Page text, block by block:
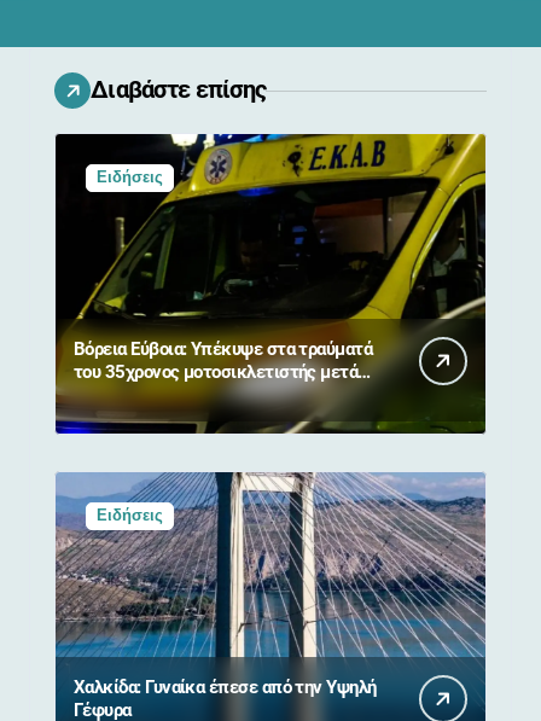
Διαβάστε επίσης
Ειδήσεις
Βόρεια Εύβοια: Υπέκυψε στα τραύματά
του 35χρονος μοτοσικλετιστής μετά
από σύγκρουση με αγριογούρουνο
Ειδήσεις
Χαλκίδα: Γυναίκα έπεσε από την Υψηλή
Γέφυρα